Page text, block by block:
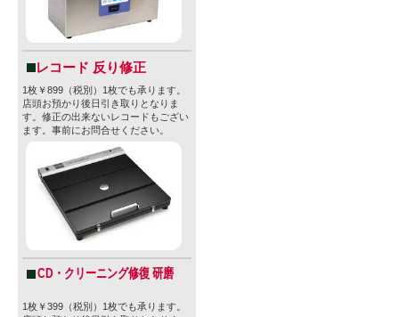
レコード 反り修正
1枚￥899（税別）1枚でも承ります。
店頭お預かり後日引き取りとなりま
す。修正の出来ないレコードもござい
ます。事前にお問合せください。
CD・クリーニング修復 研磨
1枚￥399（税別）1枚でも承ります。